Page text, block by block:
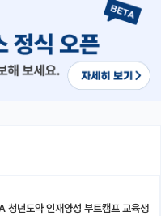
년도약 인재양성 부트캠프 교육생